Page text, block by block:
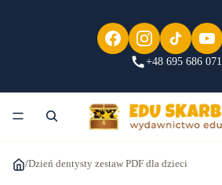
+48 695 686 071
/Dzień dentysty zestaw PDF dla dzieci